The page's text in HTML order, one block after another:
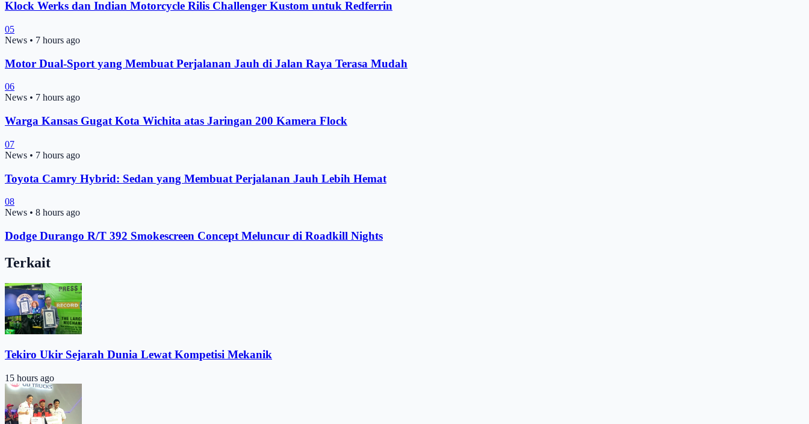
Klock Werks dan Indian Motorcycle Rilis Challenger Kustom untuk Redferrin
05
News • 7 hours ago
Motor Dual-Sport yang Membuat Perjalanan Jauh di Jalan Raya Terasa Mudah
06
News • 7 hours ago
Warga Kansas Gugat Kota Wichita atas Jaringan 200 Kamera Flock
07
News • 7 hours ago
Toyota Camry Hybrid: Sedan yang Membuat Perjalanan Jauh Lebih Hemat
08
News • 8 hours ago
Dodge Durango R/T 392 Smokescreen Concept Meluncur di Roadkill Nights
Terkait
Tekiro Ukir Sejarah Dunia Lewat Kompetisi Mekanik
15 hours ago